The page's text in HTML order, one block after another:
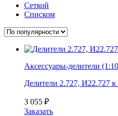
Сеткой
Списком
Аксессуары-делители
Делители 2.727, И22.727
3 055 ₽
Заказать